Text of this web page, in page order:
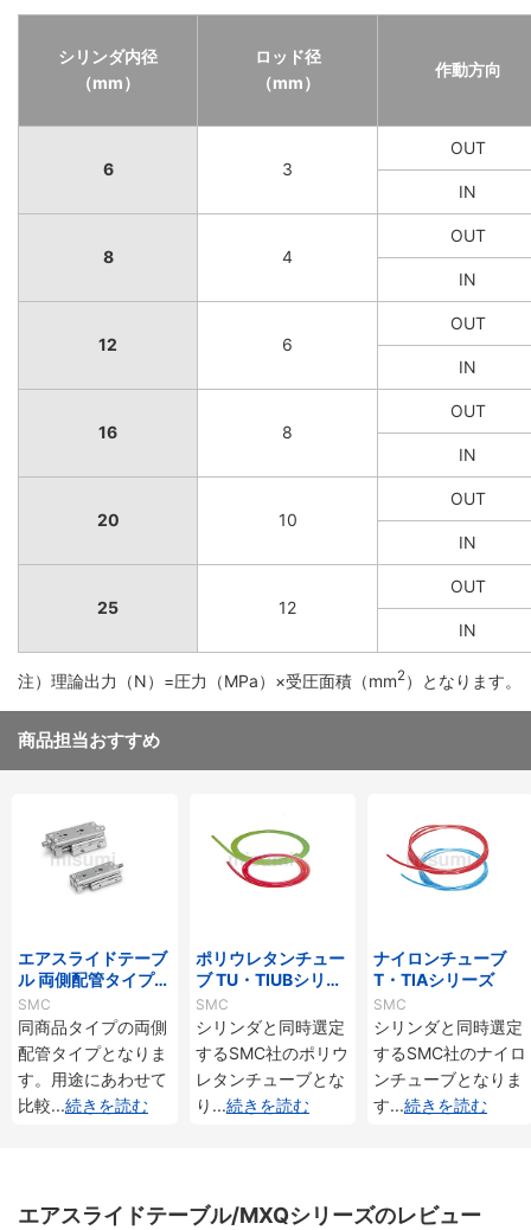
シリンダ内径
（mm）
ロッド径
（mm）
作動方向
6 3
OUT
IN
8 4
OUT
IN
12 6
OUT
IN
16 8
OUT
IN
20 10
OUT
IN
25 12
OUT
IN
注）理論出力（N）=圧力（MPa）×受圧面積（mm2 ）となります。
商品担当おすすめ
エアスライドテーブ
ル 両側配管タイプ/
MXQ□Aシリーズ
SMC
同商品タイプの両側
配管タイプとなりま
す。用途にあわせて
比較...続きを読む
ポリウレタンチュー
ブ TU・TIUBシリー
ズ
SMC
シリンダと同時選定
するSMC社のポリウ
レタンチューブとな
り ...続きを読む
ナイロンチューブ
T・TIAシリーズ
SMC
シリンダと同時選定
するSMC社のナイロ
ンチューブとなりま
す...続きを読む
エアスライドテーブル/MXQシリーズのレビュー